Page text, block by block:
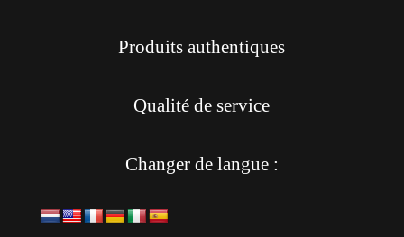
Produits authentiques
Qualité de service
Changer de langue :